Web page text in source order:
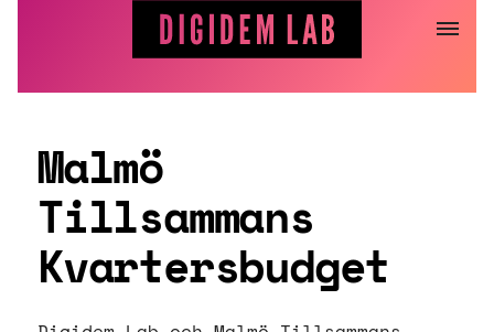
Malmö
Tillsammans
Kvartersbudget